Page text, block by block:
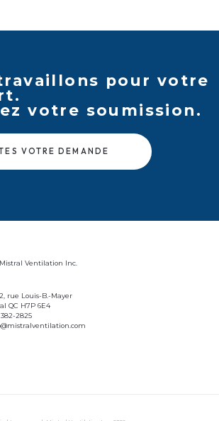
pour votre
votre soumission.
VOTRE DEMANDE
rue Louis-B.-Mayer
QC H7P 6E4
382-2825